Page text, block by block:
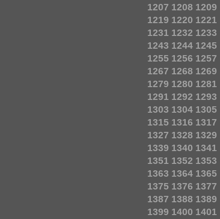
1207 1208 1209
1219 1220 1221
1231 1232 1233
1243 1244 1245
1255 1256 1257
1267 1268 1269
1279 1280 1281
1291 1292 1293
1303 1304 1305
1315 1316 1317
1327 1328 1329
1339 1340 1341
1351 1352 1353
1363 1364 1365
1375 1376 1377
1387 1388 1389
1399 1400 1401